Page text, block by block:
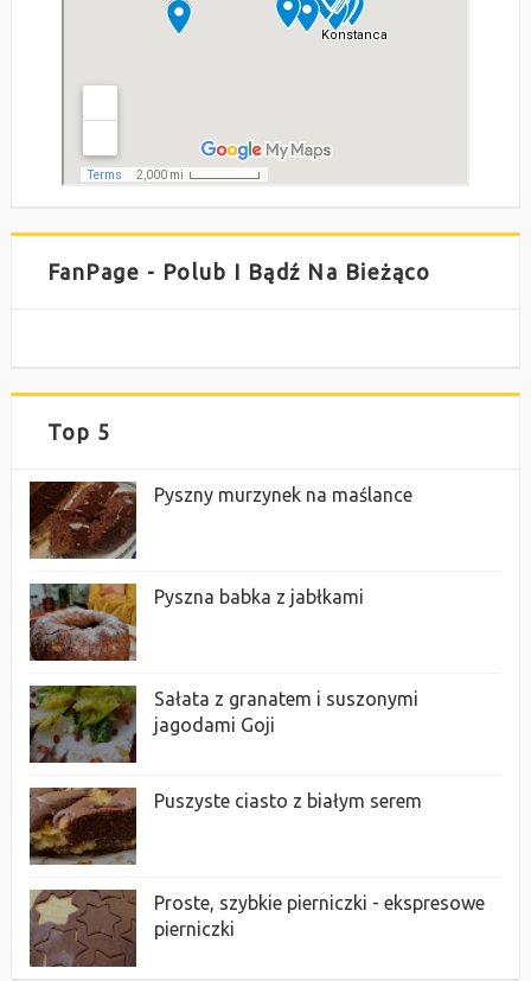
FanPage - Polub I Bądź Na Bieżąco
Top 5
Pyszny murzynek na maślance
Pyszna babka z jabłkami
Sałata z granatem i suszonymi
jagodami Goji
Puszyste ciasto z białym serem
Proste, szybkie pierniczki - ekspresowe
pierniczki